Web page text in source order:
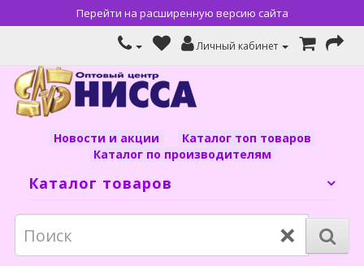
Перейти на расширенную версию сайта
Личный кабинет
Новости и акции
Каталог топ товаров
Каталог по производителям
Каталог товаров
×